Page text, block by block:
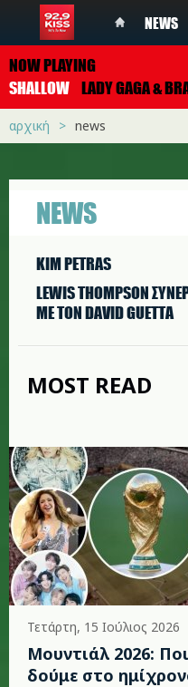
NEWS
NOW PLAYING
SHALLOW LADY GAGA &
αρχική news
NEWS
KIM PETRAS
LEWIS THOMPSON
ΜΕ ΤΟΝ DAVID GUETTA
MOST READ
Τετάρτη, 15 Ιούλιος 2026
Μουντιάλ 2026:
δούμε στο